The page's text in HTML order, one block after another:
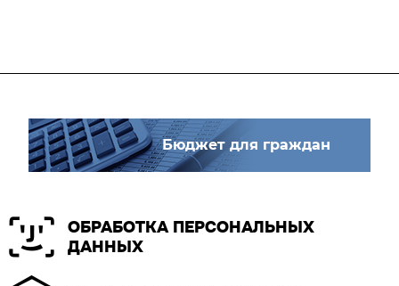
Бюджет для граждан
ОБРАБОТКА ПЕРСОНАЛЬНЫХ
ДАННЫХ